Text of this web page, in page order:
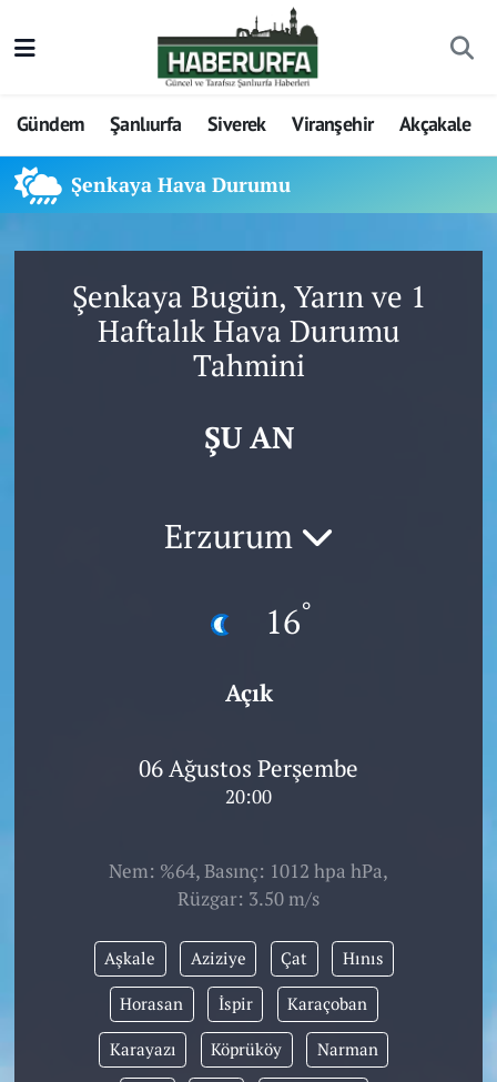
Gündem Şanlıurfa Siverek Viranşehir Akçakale
Şenkaya Hava Durumu
Şenkaya Bugün, Yarın ve 1
Haftalık Hava Durumu
Tahmini
ŞU AN
Erzurum
16°
Açık
06 Ağustos Perşembe
20:00
Nem: %64, Basınç: 1012 hpa hPa,
Rüzgar: 3.50 m/s
Aşkale Aziziye Çat Hınıs
Horasan İspir Karaçoban
Karayazı Köprüköy Narman